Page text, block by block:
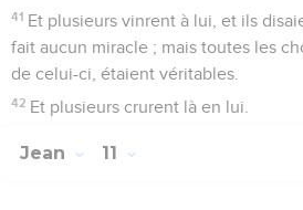
41 Et plusieurs vinrent à lui, et ils
fait aucun miracle ; mais toutes les
de celui-ci, étaient véritables.
42 Et plusieurs crurent là en lui.
Jean 11